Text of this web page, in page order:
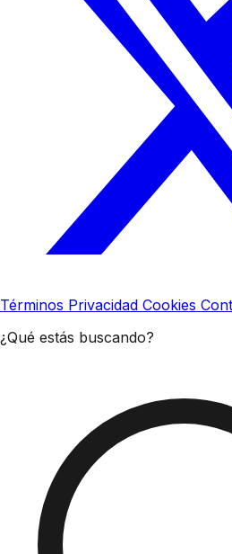
Términos Privacidad Cookies
¿Qué estás buscando?